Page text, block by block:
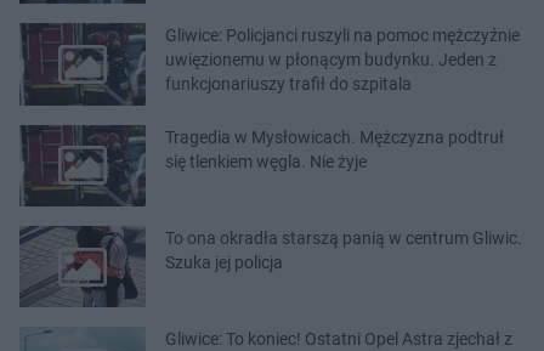
Gliwice: Policjanci ruszyli na pomoc mężczyźnie
uwięzionemu w płonącym budynku. Jeden z
funkcjonariuszy trafił do szpitala
Tragedia w Mysłowicach. Mężczyzna podtruł
się tlenkiem węgla. Nie żyje
To ona okradła starszą panią w centrum Gliwic.
Szuka jej policja
Gliwice: To koniec! Ostatni Opel Astra zjechał z